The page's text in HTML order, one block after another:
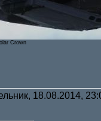
Crown
18.08.2014,